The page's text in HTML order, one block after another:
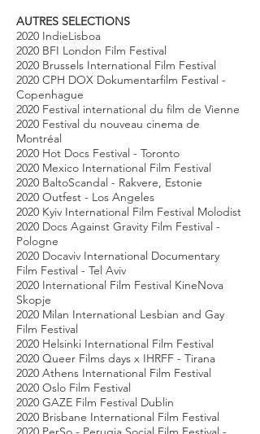
AUTRES SELECTIONS
2020 IndieLisboa
2020 BFI London Film Festival
2020 Brussels International Film Festival
2020 CPH DOX Dokumentarfilm Festival -
Copenhague
2020 Festival international du film de Vienne
2020 Festival du nouveau cinema de
Montréal
2020 Hot Docs Festival - Toronto
2020 Mexico International Film Festival
2020 BaltoScandal - Rakvere, Estonie
2020 Outfest - Los Angeles
2020 Kyiv International Film Festival Molodist
2020 Docs Against Gravity Film Festival -
Pologne
2020 Docaviv International Documentary
Film Festival - Tel Aviv
2020 International Film Festival KineNova
Skopje
2020 Milan International Lesbian and Gay
Film Festival
2020 Helsinki International Film Festival
2020 Queer Films days x IHRFF - Tirana
2020 Athens International Film Festival
2020 Oslo Film Festival
2020 GAZE Film Festival Dublin
2020 Brisbane International Film Festival